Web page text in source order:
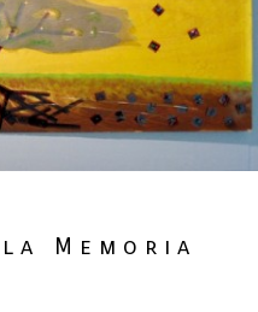
Memoria